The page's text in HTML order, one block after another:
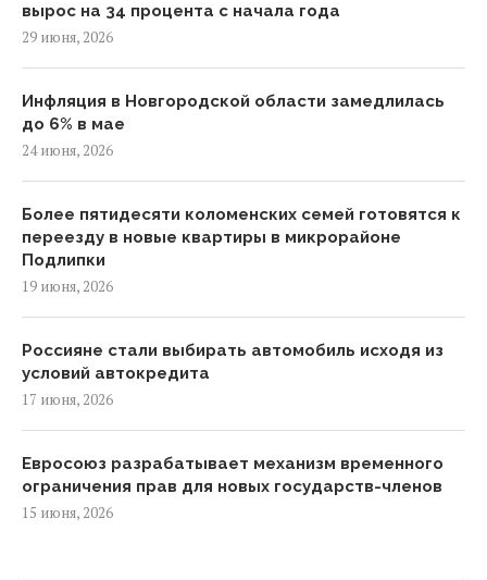
вырос на 34 процента с начала года
29 июня, 2026
Инфляция в Новгородской области замедлилась
до 6% в мае
24 июня, 2026
Более пятидесяти коломенских семей готовятся к
переезду в новые квартиры в микрорайоне
Подлипки
19 июня, 2026
Россияне стали выбирать автомобиль исходя из
условий автокредита
17 июня, 2026
Евросоюз разрабатывает механизм временного
ограничения прав для новых государств-членов
15 июня, 2026